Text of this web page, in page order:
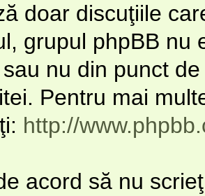
doar discuţiile
grupul phpBB nu
nu din punct
Pentru mai
http://
acord să nu